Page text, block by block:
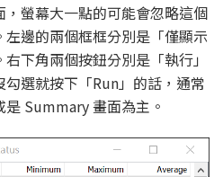
螢幕大一點的可能會忽略這個
邊的兩個框框分別是「僅顯示
下角兩個按鈕分別是「執行」
選就按下「Run」的話，通常
Summary 畫面為主。